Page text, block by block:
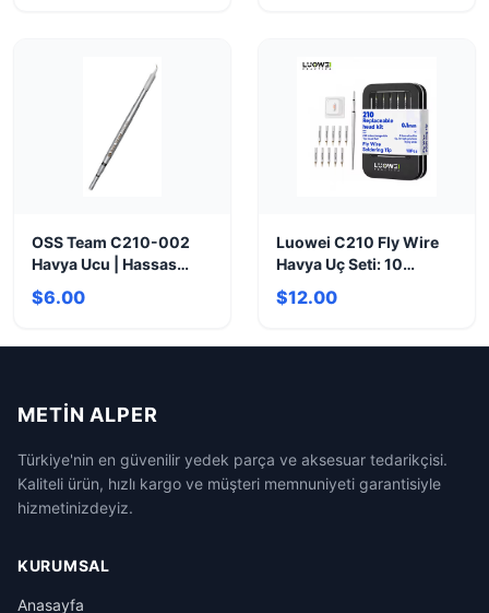
OSS Team C210-002
Havya Ucu | Hassas
Lehimleme ve Uzun
Ömür
$6.00
Luowei C210 Fly Wire
Havya Uç Seti: 10
Profesyonel Uç
$12.00
METIN ALPER
Türkiye'nin en güvenilir yedek parça ve aksesuar tedarikçisi.
Kaliteli ürün, hızlı kargo ve müşteri memnuniyeti garantisiyle
hizmetinizdeyiz.
KURUMSAL
Anasayfa